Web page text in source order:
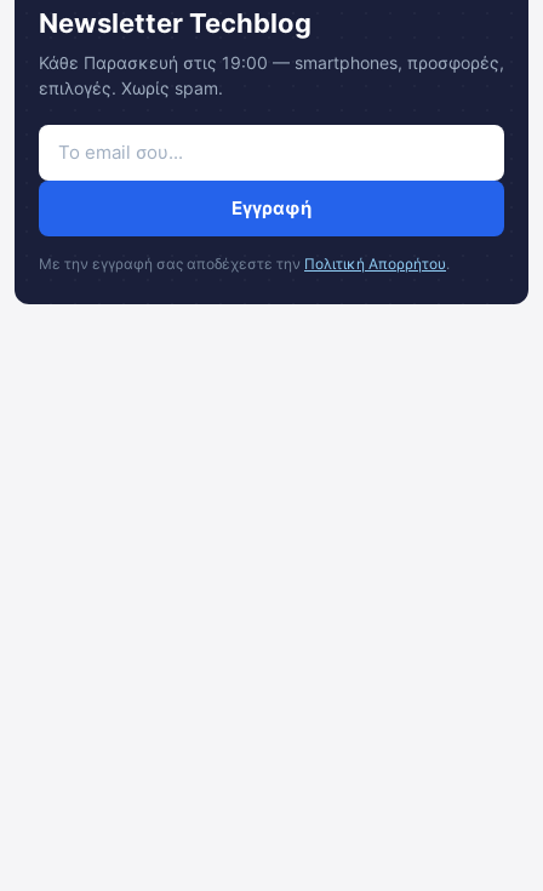
Newsletter Techblog
Κάθε Παρασκευή στις 19:00 — smartphones, προσφορές,
επιλογές. Χωρίς spam.
Εγγραφή
Με την εγγραφή σας αποδέχεστε την Πολιτική Απορρήτου.